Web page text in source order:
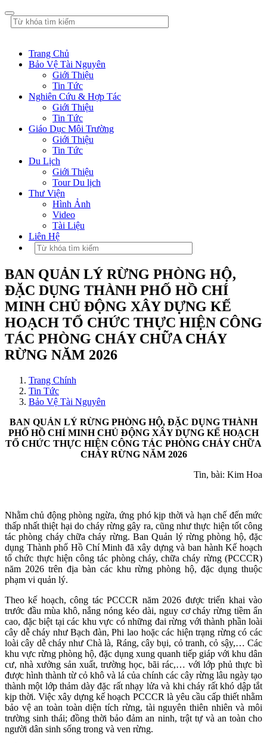
Trang Chủ
Bảo Vệ Tài Nguyên
Giới Thiệu
Tin Tức
Nghiên Cứu & Hợp Tác
Giới Thiệu
Tin Tức
Giáo Dục Môi Trường
Giới Thiệu
Tin Tức
Du Lịch
Giới Thiệu
Tour Du lịch
Thư Viện
Hình Ảnh
Video
Tài Liệu
Liên Hệ
BAN QUẢN LÝ RỪNG PHÒNG HỘ,
ĐẶC DỤNG THÀNH PHỐ HỒ CHÍ
MINH CHỦ ĐỘNG XÂY DỰNG KẾ
HOẠCH TỔ CHỨC THỰC HIỆN CÔNG
TÁC PHÒNG CHÁY CHỮA CHÁY
RỪNG NĂM 2026
Trang Chính
Tin Tức
Bảo Vệ Tài Nguyên
BAN QUẢN LÝ RỪNG PHÒNG HỘ, ĐẶC DỤNG THÀNH
PHỐ HỒ CHÍ MINH CHỦ ĐỘNG XÂY DỰNG KẾ HOẠCH
TỔ CHỨC THỰC HIỆN CÔNG TÁC PHÒNG CHÁY CHỮA
CHÁY RỪNG NĂM 2026
Tin, bài: Kim Hoa
Nhằm chủ động phòng ngừa, ứng phó kịp thời và hạn chế đến mức
thấp nhất thiệt hại do cháy rừng gây ra, cũng như thực hiện tốt công
tác phòng cháy chữa cháy rừng. Ban Quản lý rừng phòng hộ, đặc
dụng Thành phố Hồ Chí Minh đã xây dựng và ban hành Kế hoạch
tổ chức thực hiện công tác phòng cháy, chữa cháy rừng (PCCCR)
năm 2026 trên địa bàn các khu rừng phòng hộ, đặc dụng thuộc
phạm vi quản lý.
Theo kế hoạch, công tác PCCCR năm 2026 được triển khai vào
trước đầu mùa khô, nắng nóng kéo dài, nguy cơ cháy rừng tiềm ẩn
cao, đặc biệt tại các khu vực có những đai rừng với thành phần loài
cây dễ cháy như Bạch đàn, Phi lao hoặc các hiện trạng rừng có các
loài cây dễ cháy như Chà là, Ráng, cây bụi, cỏ tranh, cỏ sậy,… Các
khu vực rừng phòng hộ, đặc dụng xung quanh tiếp giáp với khu dân
cư, nhà xưởng sản xuất, trường học, bãi rác,… với lớp phủ thực bì
được hình thành từ cỏ khô và lá của chính các cây rừng lâu ngày tạo
thành một lớp thảm dày đặc rất nhạy lửa và khi cháy rất khó dập tắt
kịp thời. Việc xây dựng kế hoạch PCCCR là yêu cầu cấp thiết nhằm
bảo vệ an toàn toàn diện tích rừng, tài nguyên thiên nhiên và môi
trường sinh thái; đồng thời bảo đảm an ninh, trật tự và an toàn cho
người dân sinh sống trong và ven rừng.